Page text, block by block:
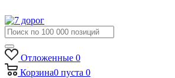
Отложенные 0
Корзина0 пуста 0